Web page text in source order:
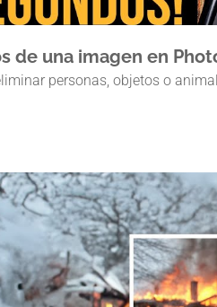
de una imagen en
personas, objetos o